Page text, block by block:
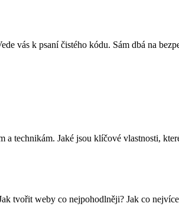
vás k psaní čistého kódu. Sám dbá na
technikám. Jaké jsou klíčové vlastnosti,
tvořit weby co nejpohodlněji? Jak co